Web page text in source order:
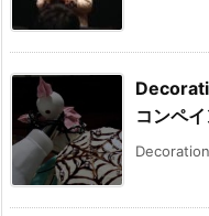
コンペ